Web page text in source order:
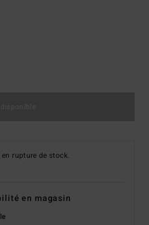
rupture de stock.
en magasin